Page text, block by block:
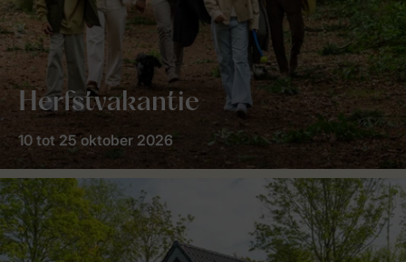
Herfstvakantie
10 tot 25 oktober 2026